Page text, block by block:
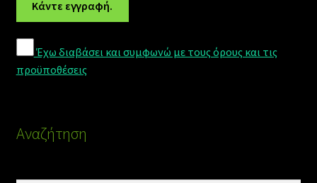
Έχω διαβάσει και συμφωνώ με τους όρους και τις
προϋποθέσεις
Αναζήτηση